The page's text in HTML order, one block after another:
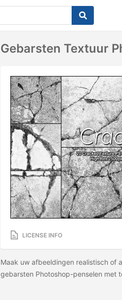
Gebarsten Textuur
LICENSE INFO
Maak uw afbeeldingen realistisch of
gebarsten Photoshop-penselen met